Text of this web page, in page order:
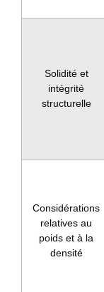
Solidité et
intégrité
structurelle
Considérations
relatives au
poids et à la
densité